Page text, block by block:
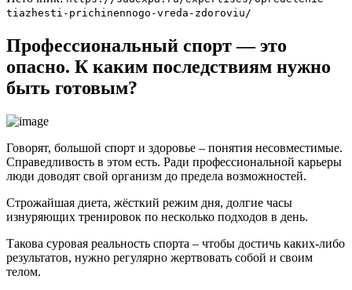
tiazhesti-prichinennogo-vreda-zdoroviu/
Профессиональный спорт — это
опасно. К каким последствиям нужно
быть готовым?
Говорят, большой спорт и здоровье – понятия несовместимые.
Справедливость в этом есть. Ради профессиональной карьеры
люди доводят свой организм до предела возможностей.
Строжайшая диета, жёсткий режим дня, долгие часы
изнуряющих тренировок по несколько подходов в день.
Такова суровая реальность спорта – чтобы достичь каких-либо
результатов, нужно регулярно жертвовать собой и своим
телом.